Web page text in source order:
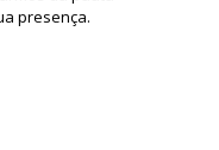
presença.